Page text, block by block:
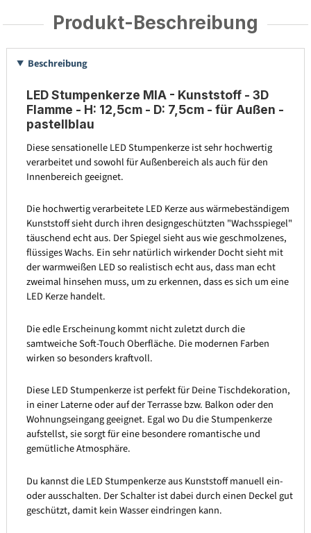
Produkt-Beschreibung
Beschreibung
LED Stumpenkerze MIA - Kunststoff - 3D
Flamme - H: 12,5cm - D: 7,5cm - für Außen -
pastellblau
Diese sensationelle LED Stumpenkerze ist sehr hochwertig
verarbeitet und sowohl für Außenbereich als auch für den
Innenbereich geeignet.
Die hochwertig verarbeitete LED Kerze aus wärmebeständigem
Kunststoff sieht durch ihren designgeschützten "Wachsspiegel"
täuschend echt aus. Der Spiegel sieht aus wie geschmolzenes,
flüssiges Wachs. Ein sehr natürlich wirkender Docht sieht mit
der warmweißen LED so realistisch echt aus, dass man echt
zweimal hinsehen muss, um zu erkennen, dass es sich um eine
LED Kerze handelt.
Die edle Erscheinung kommt nicht zuletzt durch die
samtweiche Soft-Touch Oberfläche. Die modernen Farben
wirken so besonders kraftvoll.
Diese LED Stumpenkerze ist perfekt für Deine Tischdekoration,
in einer Laterne oder auf der Terrasse bzw. Balkon oder den
Wohnungseingang geeignet. Egal wo Du die Stumpenkerze
aufstellst, sie sorgt für eine besondere romantische und
gemütliche Atmosphäre.
Du kannst die LED Stumpenkerze aus Kunststoff manuell ein-
oder ausschalten. Der Schalter ist dabei durch einen Deckel gut
geschützt, damit kein Wasser eindringen kann.